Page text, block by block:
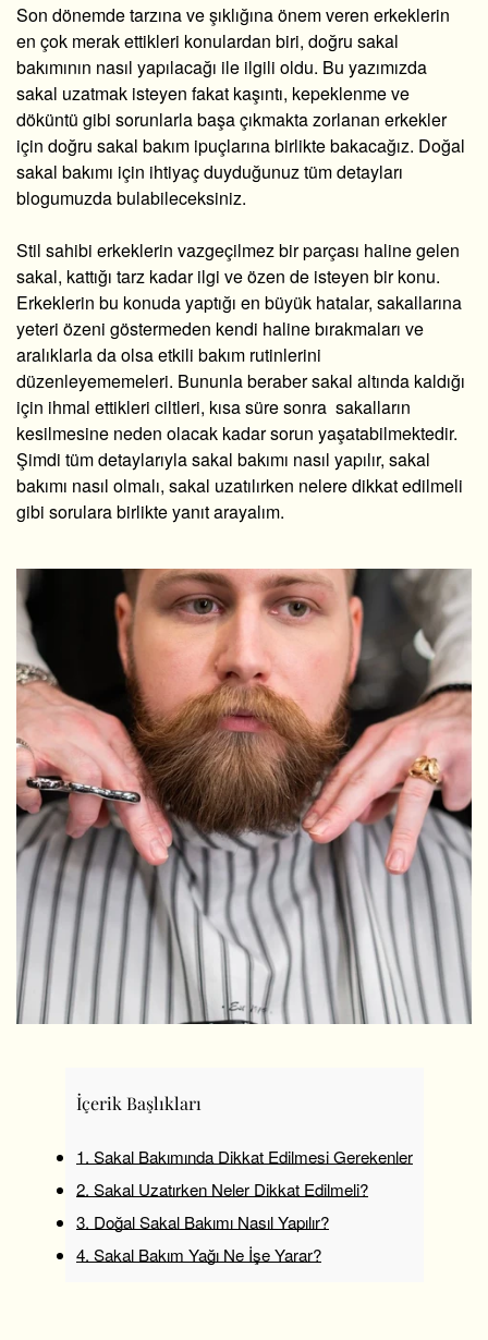
Son dönemde tarzına ve şıklığına önem veren erkeklerin
en çok merak ettikleri konulardan biri, doğru sakal
bakımının nasıl yapılacağı ile ilgili oldu. Bu yazımızda
sakal uzatmak isteyen fakat kaşıntı, kepeklenme ve
döküntü gibi sorunlarla başa çıkmakta zorlanan erkekler
için doğru sakal bakım ipuçlarına birlikte bakacağız. Doğal
sakal bakımı için ihtiyaç duyduğunuz tüm detayları
blogumuzda bulabileceksiniz.
Stil sahibi erkeklerin vazgeçilmez bir parçası haline gelen
sakal, kattığı tarz kadar ilgi ve özen de isteyen bir konu.
Erkeklerin bu konuda yaptığı en büyük hatalar, sakallarına
yeteri özeni göstermeden kendi haline bırakmaları ve
aralıklarla da olsa etkili bakım rutinlerini
düzenleyememeleri. Bununla beraber sakal altında kaldığı
için ihmal ettikleri ciltleri, kısa süre sonra sakalların
kesilmesine neden olacak kadar sorun yaşatabilmektedir.
Şimdi tüm detaylarıyla sakal bakımı nasıl yapılır, sakal
bakımı nasıl olmalı, sakal uzatılırken nelere dikkat edilmeli
gibi sorulara birlikte yanıt arayalım.
İçerik Başlıkları
1. Sakal Bakımında Dikkat Edilmesi Gerekenler
2. Sakal Uzatırken Neler Dikkat Edilmeli?
3. Doğal Sakal Bakımı Nasıl Yapılır?
4. Sakal Bakım Yağı Ne İşe Yarar?